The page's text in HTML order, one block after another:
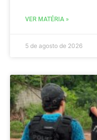
VER MATÉRIA »
5 de agosto de 2026